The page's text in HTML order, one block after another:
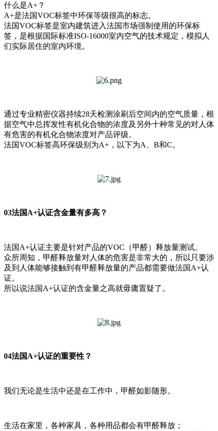
什么是A+？
A+是法国VOC标签中环保等级很高的标志。
法国VOC标签是室内建筑进入法国市场强制使用的环保标
签，是根据国际标准ISO-16000室内空气的技术规定，模拟人
们实际居住的室内环境。
通过专业精密仪器持续28天检测涂刷后空间内的空气质量，根
据空气中总挥发性有机化合物的浓度及另外十种常见的对人体
有危害的有机化合物浓度对产品评级。
法国VOC标签高环保级别为A+，以下为A、B和C。
03法国A+认证含金量有多高？
法国A+认证主要是针对产品的VOC（甲醛）释放量测试。
众所周知，甲醛释放量对人体的危害是非常大的，所以只要涉
及到人体能够接触到有甲醛释放量的产品都需要做法国A+认
证。
所以说法国A+认证的含金量之高就毋庸置疑了。
04法国A+认证的重要性？
我们无论是生活中还是在工作中，甲醛如影随形。
生活在家里，各种家具，各种用品都会有甲醛释放；